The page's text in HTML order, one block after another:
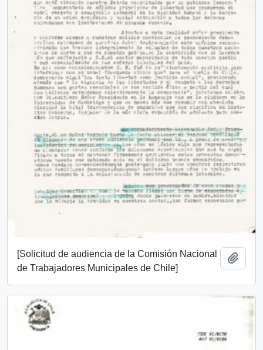
[Solicitud de audiencia de la Comisión Nacional
de Trabajadores Municipales de Chile]